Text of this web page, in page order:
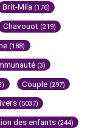
Brit-Mila (176)
Chavouot (219)
(188)
(3)
Couple (297)
(5037)
des enfants (244)